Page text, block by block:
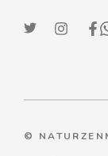
©